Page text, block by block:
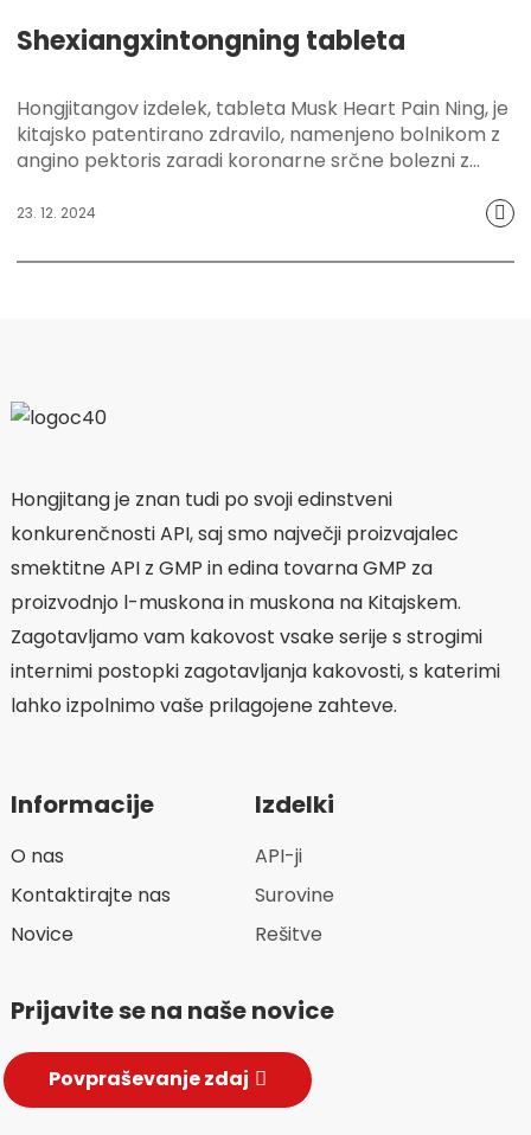
Ta izdelek nadaljuje tradicionalno obrt Hongjitanga, ki
se opira na starodavno modrost tradicionalne
učinkovite in nežne zaščite zdravja potrošnikov.
Shexiangxintongning tableta
Hongjitangov izdelek, tableta Musk Heart Pain Ning, je
kitajsko patentirano zdravilo, namenjeno bolnikom z
angino pektoris zaradi koronarne srčne bolezni z
spodbujanja qi-ja in odpiranja odprtin, spodbujanja
čiščenja meridianov za lajšanje bolečin, lahko tableta
novo možnost zdravljenja za širok krog bolnikov.
23. 12. 2024
Hongjitang je znan tudi po svoji edinstveni
konkurenčnosti API, saj smo največji proizvajalec
smektitne API z GMP in edina tovarna GMP za
proizvodnjo l-muskona in muskona na Kitajskem.
Zagotavljamo vam kakovost vsake serije s strogimi
internimi postopki zagotavljanja kakovosti, s katerimi
lahko izpolnimo vaše prilagojene zahteve.
Informacije
O nas
Kontaktirajte nas
Novice
Izdelki
API-ji
Surovine
Rešitve
Prijavite se na naše novice
Povpraševanje zdaj